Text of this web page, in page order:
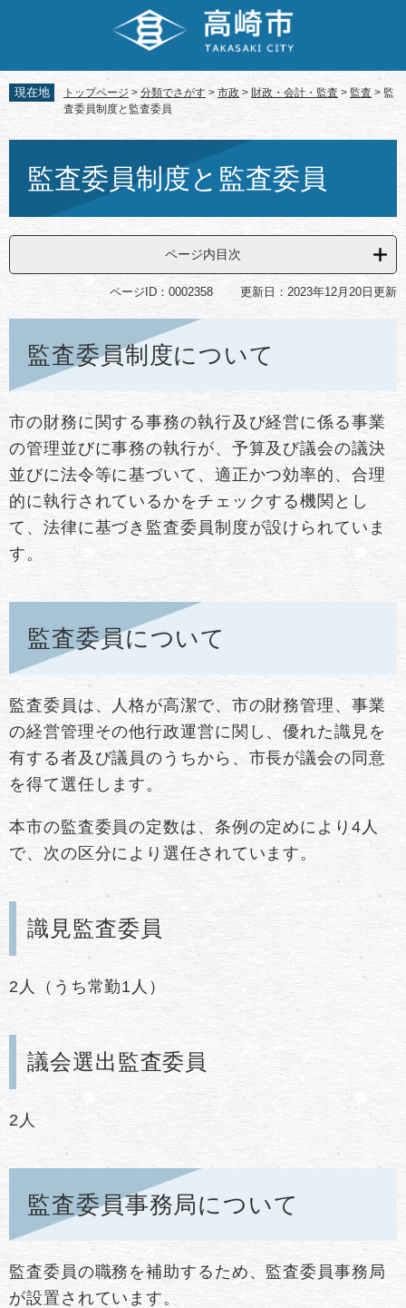
先
頭
す。
を
飛
し
へ
現在地 トップページ > 分類でさがす > 市政 > 財政・会計・監査 > 監査 > 監
査委員制度と監査委員
監査委員制度と監査委員
ページ内目次
ページID：0002358 更新日：2023年12月20日更新
監査委員制度について
市の財務に関する事務の執行及び経営に係る事業
の管理並びに事務の執行が、予算及び議会の議決
並びに法令等に基づいて、適正かつ効率的、合理
的に執行されているかをチェックする機関とし
て、法律に基づき監査委員制度が設けられていま
す。
監査委員について
監査委員は、人格が高潔で、市の財務管理、事業
の経営管理その他行政運営に関し、優れた識見を
有する者及び議員のうちから、市長が議会の同意
を得て選任します。
本市の監査委員の定数は、条例の定めにより4人
で、次の区分により選任されています。
識見監査委員
2人（うち常勤1人）
議会選出監査委員
2人
監査委員事務局について
監査委員の職務を補助するため、監査委員事務局
が設置されています。